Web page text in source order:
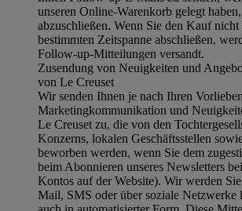
unseren Online-Warenkorb gelegt
abzuschließen. Wenn Sie den Kauf
bestimmten Zeitspanne abschließen,
Follow-up-Mitteilungen versandt.
Zusendung von Neuigkeiten und
von Le Creuset
Wir senden Ihnen je nach Ihren
Marketingkommunikation und
Le Creuset zu, die von den
Konzerns, lokalen Geschäftsstellen
beworben werden, wenn Sie dem
beim Abonnieren unseres Newsletters
Kontos auf der Website). Wir werden
Mail, SMS oder über soziale Netzwerke